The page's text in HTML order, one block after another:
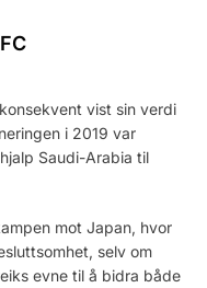
vist sin verdi
i 2019 var
Saudi-Arabia til
mot Japan, hvor
selv om
evne til å bidra både